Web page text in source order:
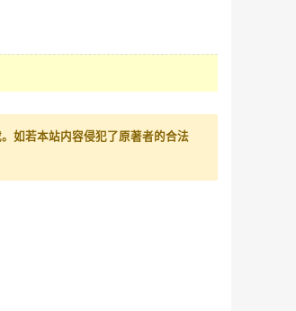
如若本站内容侵犯了原著者的合法